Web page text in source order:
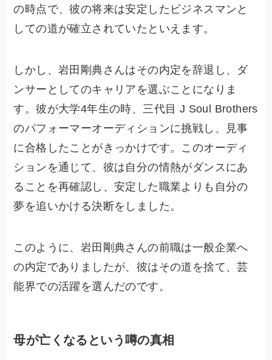
の時点で、彼の将来は安定したビジネスマンと
しての道が確立されていたといえます。
しかし、岩田剛典さんはその内定を辞退し、ダ
ンサーとしてのキャリアを選ぶことになりま
す。彼が大学4年生の時、三代目 J Soul Brothers
のパフォーマーオーディションに挑戦し、見事
に合格したことがきっかけです。このオーディ
ションを通じて、彼は自分の情熱がダンスにあ
ることを再確認し、安定した職業よりも自分の
夢を追いかける決断をしました。
このように、岩田剛典さんの前職は一般企業へ
の内定でありましたが、彼はその道を捨て、芸
能界での活躍を選んだのです。
母が亡くなるという噂の真相